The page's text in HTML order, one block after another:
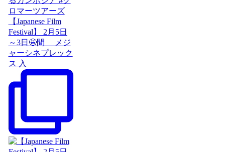
【Japanese Film
Festival】 2月5日
～3日🤩間 メジ
ャーシネプレック
ス 入